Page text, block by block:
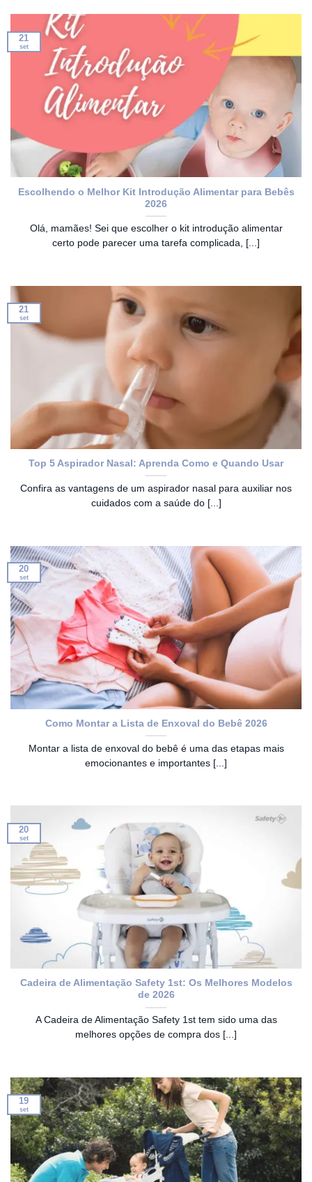
Escolhendo o Melhor Kit Introdução Alimentar para Bebês
2026
Olá, mamães! Sei que escolher o kit introdução alimentar
certo pode parecer uma tarefa complicada, [...]
21
set
Top 5 Aspirador Nasal: Aprenda Como e Quando Usar
Confira as vantagens de um aspirador nasal para auxiliar nos
cuidados com a saúde do [...]
21
set
Como Montar a Lista de Enxoval do Bebê 2026
Montar a lista de enxoval do bebê é uma das etapas mais
emocionantes e importantes [...]
20
set
Cadeira de Alimentação Safety 1st: Os Melhores Modelos
de 2026
A Cadeira de Alimentação Safety 1st tem sido uma das
melhores opções de compra dos [...]
20
set
19
set